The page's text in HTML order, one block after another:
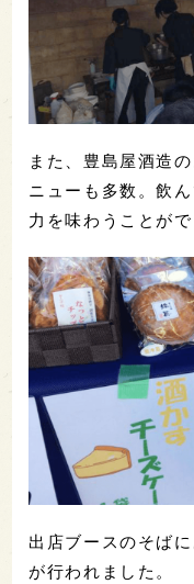
また、豊島屋酒造
ニューも多数。飲
力を味わうことがで
出店ブースのそば
が行われました。